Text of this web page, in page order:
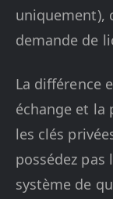
uniquement),
demande de
La différence
échange et la
les clés
possédez
système de